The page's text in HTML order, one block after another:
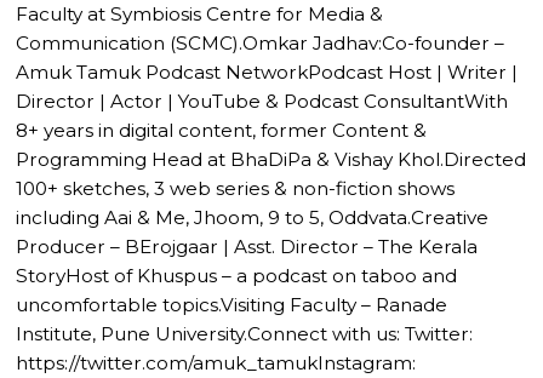
Faculty at Symbiosis Centre for Media &
Communication (SCMC).Omkar Jadhav:Co-founder –
Amuk Tamuk Podcast NetworkPodcast Host | Writer |
Director | Actor | YouTube & Podcast ConsultantWith
8+ years in digital content, former Content &
Programming Head at BhaDiPa & Vishay Khol.Directed
100+ sketches, 3 web series & non-fiction shows
including Aai & Me, Jhoom, 9 to 5, Oddvata.Creative
Producer – BErojgaar | Asst. Director – The Kerala
StoryHost of Khuspus – a podcast on taboo and
uncomfortable topics.Visiting Faculty – Ranade
Institute, Pune University.Connect with us: Twitter:
https://twitter.com/amuk_tamukInstagram: